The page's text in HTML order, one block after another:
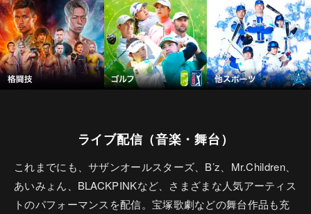
ライブ配信（音楽・舞台）
これまでにも、サザンオールスターズ、B’z、Mr.Children、
あいみょん、BLACKPINKなど、さまざまな人気アーティス
トのパフォーマンスを配信。宝塚歌劇などの舞台作品も充